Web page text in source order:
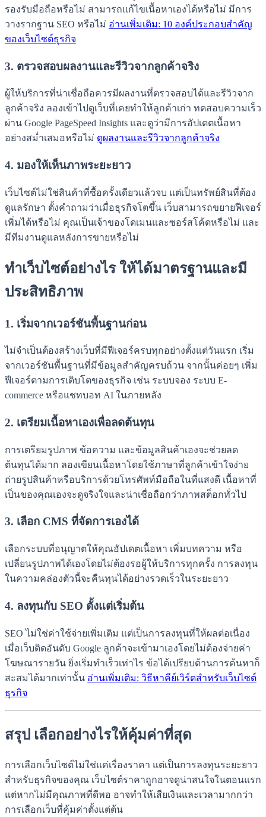
รองรับมือถือหรือไม่ สามารถแก้ไขเนื้อหาเองได้หรือไม่ มีการ
วางรากฐาน SEO หรือไม่ อ่านเพิ่มเติม: 10 องค์ประกอบสำคัญ
ของเว็บไซต์ธุรกิจ
3. ตรวจสอบผลงานและรีวิวจากลูกค้าจริง
ผู้ให้บริการที่น่าเชื่อถือควรมีผลงานที่ตรวจสอบได้และรีวิวจาก
ลูกค้าจริง ลองเข้าไปดูเว็บที่เคยทำให้ลูกค้าเก่า ทดสอบความเร็ว
ผ่าน Google PageSpeed Insights และดูว่ามีการอัปเดตเนื้อหา
อย่างสม่ำเสมอหรือไม่ ดูผลงานและรีวิวจากลูกค้าจริง
4. มองให้เห็นภาพระยะยาว
เว็บไซต์ไม่ใช่สินค้าที่ซื้อครั้งเดียวแล้วจบ แต่เป็นทรัพย์สินที่ต้อง
ดูแลรักษา ตั้งคำถามว่าเมื่อธุรกิจโตขึ้น เว็บสามารถขยายฟีเจอร์
เพิ่มได้หรือไม่ คุณเป็นเจ้าของโดเมนและซอร์สโค้ดหรือไม่ และ
มีทีมงานดูแลหลังการขายหรือไม่
ทำเว็บไซต์อย่างไร ให้ได้มาตรฐานและมี
ประสิทธิภาพ
1. เริ่มจากเวอร์ชันพื้นฐานก่อน
ไม่จำเป็นต้องสร้างเว็บที่มีฟีเจอร์ครบทุกอย่างตั้งแต่วันแรก เริ่ม
จากเวอร์ชันพื้นฐานที่มีข้อมูลสำคัญครบถ้วน จากนั้นค่อยๆ เพิ่ม
ฟีเจอร์ตามการเติบโตของธุรกิจ เช่น ระบบจอง ระบบ E-
commerce หรือแชทบอท AI ในภายหลัง
2. เตรียมเนื้อหาเองเพื่อลดต้นทุน
การเตรียมรูปภาพ ข้อความ และข้อมูลสินค้าเองจะช่วยลด
ต้นทุนได้มาก ลองเขียนเนื้อหาโดยใช้ภาษาที่ลูกค้าเข้าใจง่าย
ถ่ายรูปสินค้าหรือบริการด้วยโทรศัพท์มือถือในที่แสงดี เนื้อหาที่
เป็นของคุณเองจะดูจริงใจและน่าเชื่อถือกว่าภาพสต็อกทั่วไป
3. เลือก CMS ที่จัดการเองได้
เลือกระบบที่อนุญาตให้คุณอัปเดตเนื้อหา เพิ่มบทความ หรือ
เปลี่ยนรูปภาพได้เองโดยไม่ต้องรอผู้ให้บริการทุกครั้ง การลงทุน
ในความคล่องตัวนี้จะคืนทุนได้อย่างรวดเร็วในระยะยาว
4. ลงทุนกับ SEO ตั้งแต่เริ่มต้น
SEO ไม่ใช่ค่าใช้จ่ายเพิ่มเติม แต่เป็นการลงทุนที่ให้ผลต่อเนื่อง
เมื่อเว็บติดอันดับ Google ลูกค้าจะเข้ามาเองโดยไม่ต้องจ่ายค่า
โฆษณารายวัน ยิ่งเริ่มทำเร็วเท่าไร ข้อได้เปรียบด้านการค้นหาก็
สะสมได้มากเท่านั้น อ่านเพิ่มเติม: วิธีหาคีย์เวิร์ดสำหรับเว็บไซต์
ธุรกิจ
สรุป เลือกอย่างไรให้คุ้มค่าที่สุด
การเลือกเว็บไซต์ไม่ใช่แค่เรื่องราคา แต่เป็นการลงทุนระยะยาว
สำหรับธุรกิจของคุณ เว็บไซต์ราคาถูกอาจดูน่าสนใจในตอนแรก
แต่หากไม่มีคุณภาพที่ดีพอ อาจทำให้เสียเงินและเวลามากกว่า
การเลือกเว็บที่คุ้มค่าตั้งแต่ต้น